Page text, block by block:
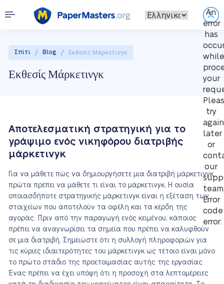
An
error
has
while
your
try
again
later
or
our
Error
code
error:
Σπίτι / Blog / Εκθεσίς Μάρκετινγκ
Εκθεσίς Μάρκετινγκ
Αποτελεσματική στρατηγική για το
γράψιμο ενός νικηφόρου διατριβής
μάρκετινγκ
Για να μάθετε πώς να δημιουργήσετε μια διατριβή μάρκετινγκ,
πρώτα πρέπει να μάθετε τι είναι το μάρκετινγκ. Η ουσία
οποιασδήποτε στρατηγικής μάρκετινγκ είναι η εξέταση των
στοιχείων που αποτελούν τα οφέλη και τα κέρδη της
αγοράς. Πριν από την παραγωγή ενός κειμένου, κάποιος
πρέπει να αναγνωρίσει τα σημεία που πρέπει να καλυφθούν
σε μια διατριβή. Σημειώστε ότι η συλλογή πληροφοριών για
τις κύριες ιδιαιτερότητες του μάρκετινγκ ως τέτοιο είναι μόνο
το πρώτο στάδιο της προετοιμασίας αυτής της εργασίας.
Ένας πρέπει να έχει υπόψη ότι η προσοχή στα λεπτομέρειες